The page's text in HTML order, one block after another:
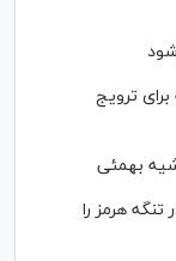
ترویج
بهمئی
هرمز را